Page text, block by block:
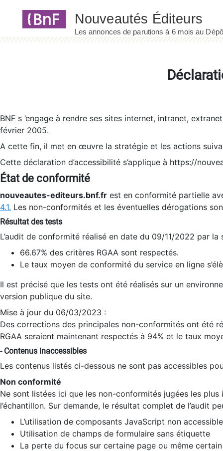
BNF s ’engage à rendre ses sites internet, intranet,
février 2005.
A cette fin, il met en œuvre la stratégie et les actions
Cette déclaration d’accessibilité s’applique à https://
État de conformité
nouveautes-editeurs.bnf.fr est en conformité partielle
4.1. Les non-conformités et les éventuelles dérogations
Résultat des tests
L’audit de conformité réalisé en date du 09/11/2022 par
66.67% des critères RGAA sont respectés.
Le taux moyen de conformité du service en ligne
Il est précisé que les tests ont été réalisés sur un
version publique du site.
Mise à jour du 06/03/2023 :
Des corrections des principales non-conformités ont été
RGAA seraient maintenant respectés à 94% et le taux
- Contenus inaccessibles
Les contenus listés ci-dessous ne sont pas accessibles
Non conformité
Ne sont listées ici que les non-conformités jugées les
l’échantillon. Sur demande, le résultat complet de l’audit
L’utilisation de composants JavaScript non
Utilisation de champs de formulaire sans étiquette
La perte du focus sur certaine page ou même